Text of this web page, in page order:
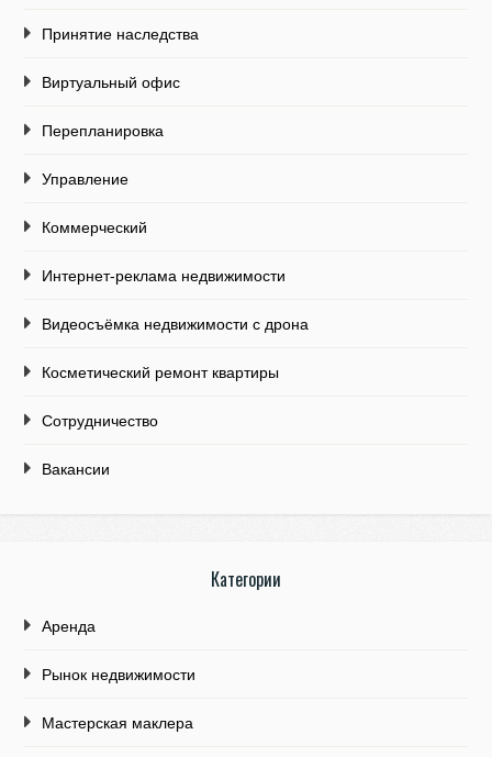
Принятие наследства
Виртуальный офис
Перепланировка
Управление
Коммерческий
Интернет-реклама недвижимости
Видеосъёмка недвижимости с дрона
Косметический ремонт квартиры
Сотрудничество
Вакансии
Категории
Аренда
Рынок недвижимости
Мастерская маклера